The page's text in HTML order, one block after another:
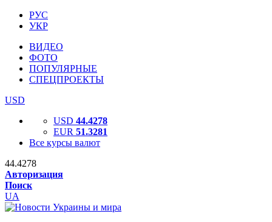
РУС
УКР
ВИДЕО
ФОТО
ПОПУЛЯРНЫЕ
СПЕЦПРОЕКТЫ
USD
USD 44.4278
EUR 51.3281
Все курсы валют
44.4278
Авторизация
Поиск
UA